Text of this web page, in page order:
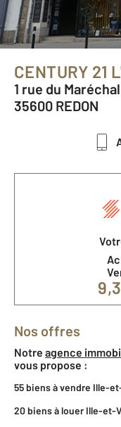
CENTURY
1 rue du
35600 REDON
Nos offres
Notre agence
vous propose :
55 biens à vendre Ille-
20 biens à louer Ille-et-